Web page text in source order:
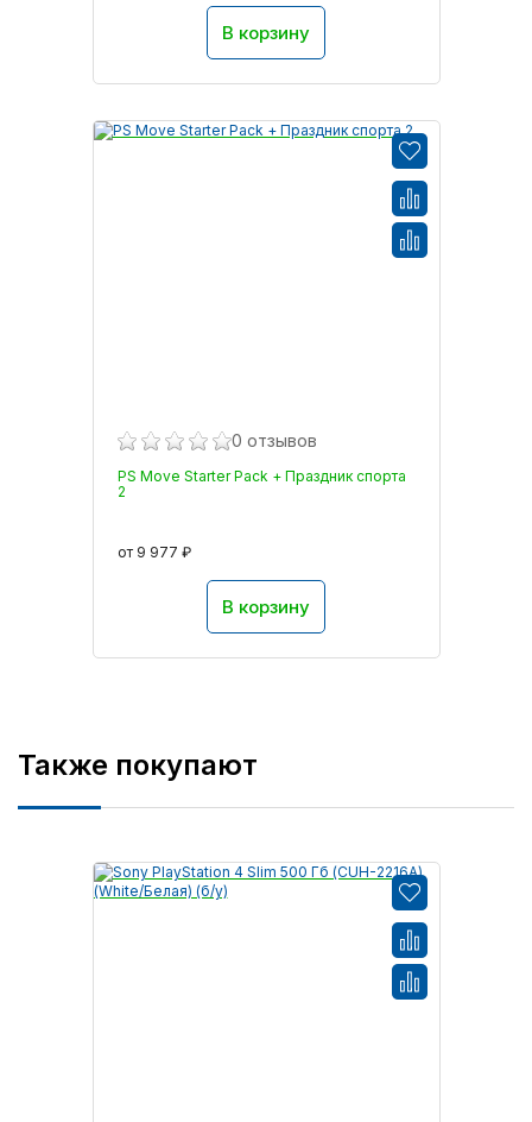
В корзину
0 отзывов
PS Move Starter Pack + Праздник спорта
2
от 9 977 ₽
В корзину
Также покупают